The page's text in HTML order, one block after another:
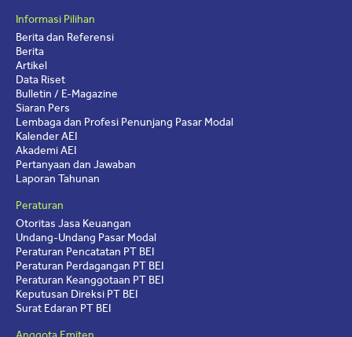
Informasi Pilihan
Berita dan Referensi
Berita
Artikel
Data Riset
Bulletin / E-Magazine
Siaran Pers
Lembaga dan Profesi Penunjang Pasar Modal
Kalender AEI
Akademi AEI
Pertanyaan dan Jawaban
Laporan Tahunan
Peraturan
Otoritas Jasa Keuangan
Undang-Undang Pasar Modal
Peraturan Pencatatan PT BEI
Peraturan Perdagangan PT BEI
Peraturan Keanggotaan PT BEI
Keputusan Direksi PT BEI
Surat Edaran PT BEI